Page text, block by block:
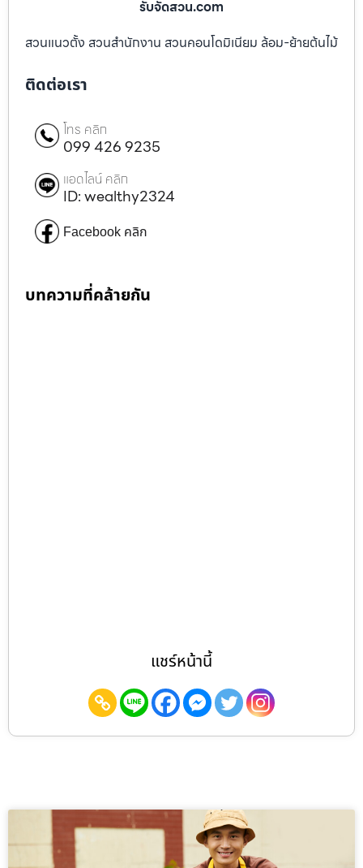
รับจัดสวน.com
สวนแนวตั้ง สวนสำนักงาน สวนคอนโดมิเนียม ล้อม-ย้ายต้นไม้
ติดต่อเรา
โทร คลิก
099 426 9235
แอดไลน์ คลิก
ID: wealthy2324
Facebook คลิก
บทความที่คล้ายกัน
แชร์หน้านี้